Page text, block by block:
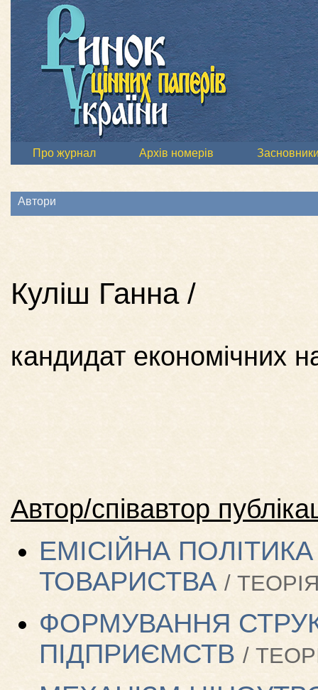
Про журнал Архів номерів
Автори
Куліш Ганна /
кандидат економічних
Автор/співавтор
ЕМІСІЙНА
ТОВАРИСТВА /
ФОРМУВАННЯ
ПІДПРИЄМСТВ /